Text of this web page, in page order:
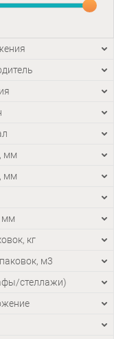
мм
мм
мм
кг
м3
стеллажи)